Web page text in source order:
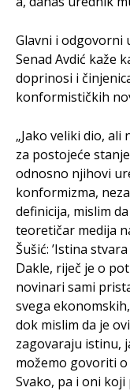
Glavni i odgovorni
Senad Avdić kaže
doprinosi i
konformističkih
„Jako veliki dio,
za postojeće
odnosno njihovi
konformizma,
definicija, mislim
teoretičar medija
Šušić: ’Istina
Dakle, riječ je o
novinari sami
svega
dok mislim da je
zagovaraju istinu,
možemo govoriti
Svako, pa i oni